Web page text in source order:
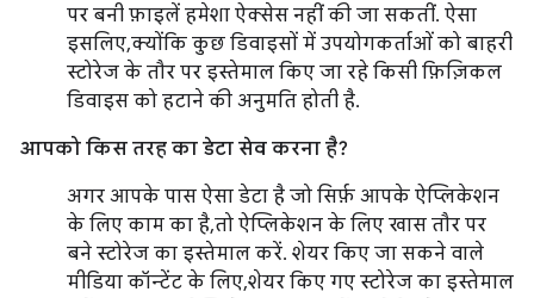
पर बनी फ़ाइलें हमेशा ऐक्सेस नहीं की जा सकतीं. ऐसा
इसलिए, क्योंकि कुछ डिवाइसों में उपयोगकर्ताओं को बाहरी
स्टोरेज के तौर पर इस्तेमाल किए जा रहे किसी फ़िज़िकल
डिवाइस को हटाने की अनुमति होती है.
आपको किस तरह का डेटा सेव करना है?
अगर आपके पास ऐसा डेटा है जो सिर्फ़ आपके ऐप्लिकेशन
के लिए काम का है, तो ऐप्लिकेशन के लिए खास तौर पर
बने स्टोरेज का इस्तेमाल करें. शेयर किए जा सकने वाले
मीडिया कॉन्टेंट के लिए, शेयर किए गए स्टोरेज का इस्तेमाल